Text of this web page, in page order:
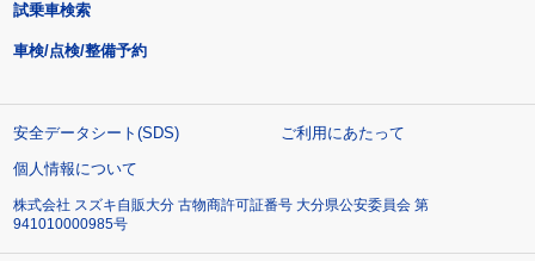
試乗車検索
車検/点検/整備予約
安全データシート(SDS)
ご利用にあたって
個人情報について
株式会社 スズキ自販大分 古物商許可証番号 大分県公安委員会 第
941010000985号